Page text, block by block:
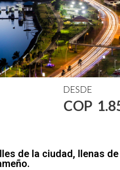
DESDE
COP
de la ciudad, llenas